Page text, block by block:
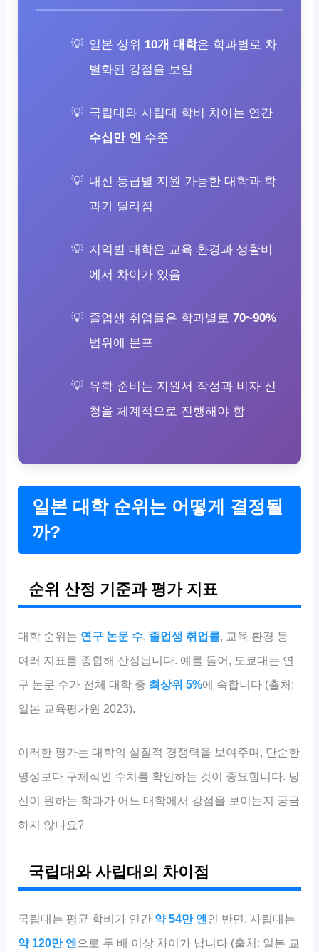
일본 상위 10개 대학은 학과별로 차
별화된 강점을 보임
국립대와 사립대 학비 차이는 연간
수십만 엔 수준
내신 등급별 지원 가능한 대학과 학
과가 달라짐
지역별 대학은 교육 환경과 생활비
에서 차이가 있음
졸업생 취업률은 학과별로 70~90%
범위에 분포
유학 준비는 지원서 작성과 비자 신
청을 체계적으로 진행해야 함
일본 대학 순위는 어떻게 결정될
까?
순위 산정 기준과 평가 지표
대학 순위는 연구 논문 수, 졸업생 취업률, 교육 환경 등
여러 지표를 종합해 산정됩니다. 예를 들어, 도쿄대는 연
구 논문 수가 전체 대학 중 최상위 5%에 속합니다 (출처:
일본 교육평가원 2023).
이러한 평가는 대학의 실질적 경쟁력을 보여주며, 단순한
명성보다 구체적인 수치를 확인하는 것이 중요합니다. 당
신이 원하는 학과가 어느 대학에서 강점을 보이는지 궁금
하지 않나요?
국립대와 사립대의 차이점
국립대는 평균 학비가 연간 약 54만 엔 인 반면, 사립대는
약 120만 엔 으로 두 배 이상 차이가 납니다 (출처: 일본 교